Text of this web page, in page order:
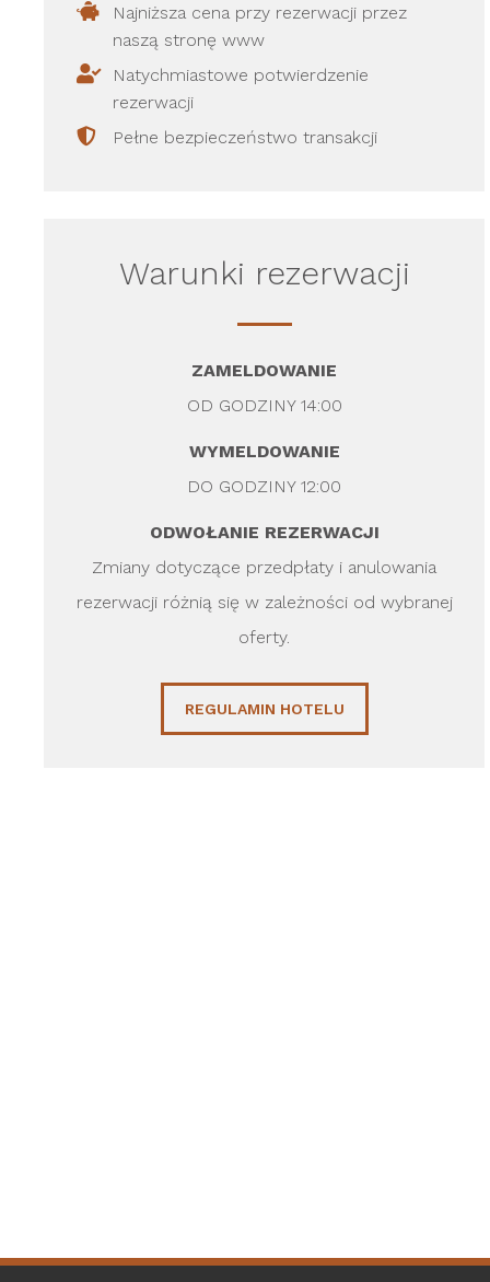
Najniższa cena przy rezerwacji przez
naszą stronę www
Natychmiastowe potwierdzenie
rezerwacji
Pełne bezpieczeństwo transakcji
Warunki rezerwacji
ZAMELDOWANIE
OD GODZINY 14:00
WYMELDOWANIE
DO GODZINY 12:00
ODWOŁANIE REZERWACJI
Zmiany dotyczące przedpłaty i anulowania
rezerwacji różnią się w zależności od wybranej
oferty.
REGULAMIN HOTELU